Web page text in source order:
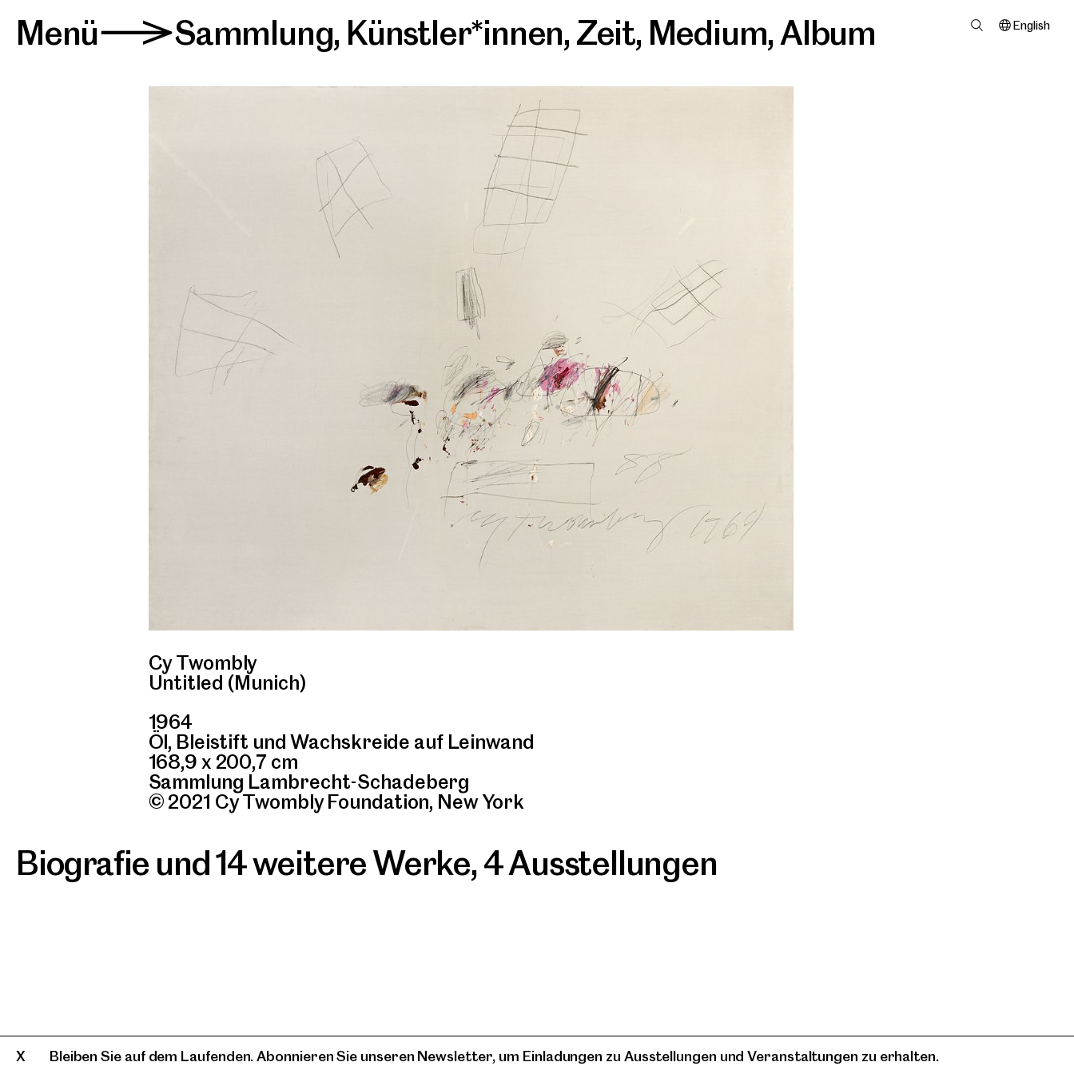
Menü>Sammlung, Künstler*innen, Zeit, Medium,Album English
Cy Twombly
Untitled (Munich)
1964
Öl, Bleistift und Wachskreide auf Leinwand
168,9 x 200,7 cm
Sammlung Lambrecht-Schadeberg
© 2021 Cy Twombly Foundation, New York
Biografie und 14 weitere Werke, 4 Ausstellungen
Bleiben Sie auf dem Laufenden. Abonnieren Sie unseren Newsletter, um Einladungen zu Ausstellungen und Veranstaltungen zu erhalten.